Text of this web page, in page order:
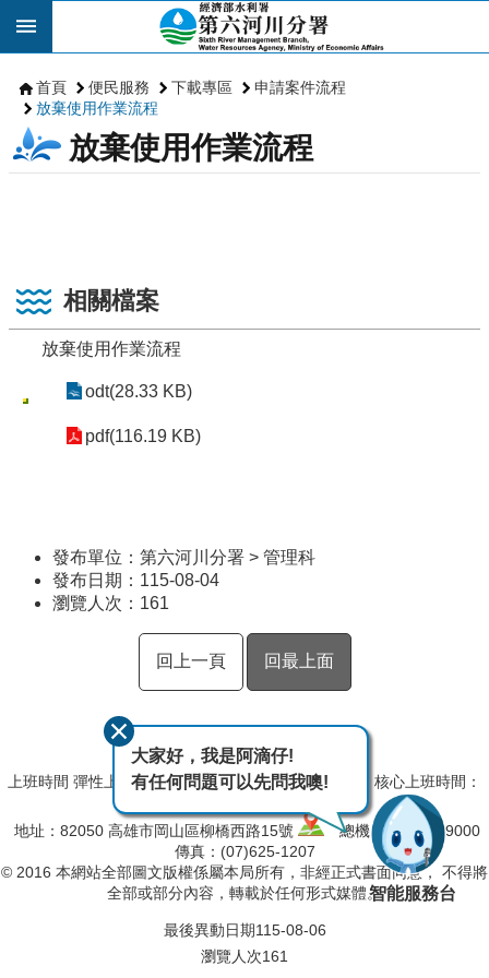
跳到主要內容區塊
首頁 便民服務 下載專區
申請案件流程
放棄使用作業流程
放棄使用作業流程
相關檔案
放棄使用作業流程
odt(28.33 KB)
pdf(116.19 KB)
發布單位：第六河川分署 > 管理科
發布日期：115-08-04
瀏覽人次： 161
回上一頁 回最上面
上班時間 彈性上班時間：08:00~09:00,17:00~18:00﹔核心上班時間：
地址：82050 高雄市岡山區柳橋西路15號
總機：(07)627-9000
傳真：(07)625-1207
© 2016 本網站全部圖文版權係屬本局所有，非經正式書面同意， 不得將
全部或部分內容，轉載於任何形式媒體。
最後異動日期115-08-06
瀏覽人次161
大家好，我是阿滴仔!
有任何問題可以先問我噢!
智能服務台